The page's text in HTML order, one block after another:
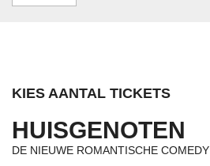
KIES AANTAL TICKETS
HUISGENOTEN
DE NIEUWE ROMANTISCHE COMEDY